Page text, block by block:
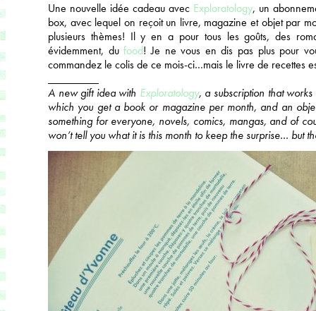
Une nouvelle idée cadeau avec Exploratology, un
box, avec lequel on reçoit un livre, magazine et objet par
plusieurs thèmes! Il y en a pour tous les goûts, des
évidemment, dufood! Je ne vous en dis pas plus pour
commandez le colis de ce mois-ci…mais le livre de recettes
A new gift idea with Exploratology, a subscription that
which you get a book or magazine per month, and an
something for everyone, novels, comics, mangas, and of
won’t tell you what it is this month to keep the surprise… but